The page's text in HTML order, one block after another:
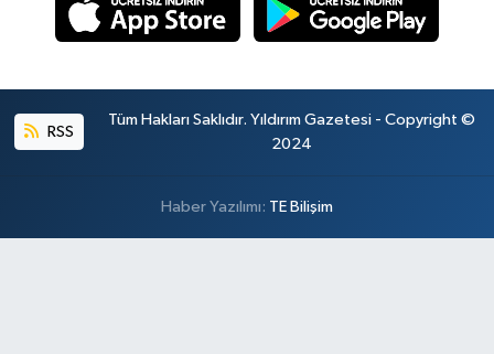
RSS
Tüm Hakları Saklıdır. Yıldırım Gazetesi - Copyright ©
2024
Haber Yazılımı: TE Bilişim